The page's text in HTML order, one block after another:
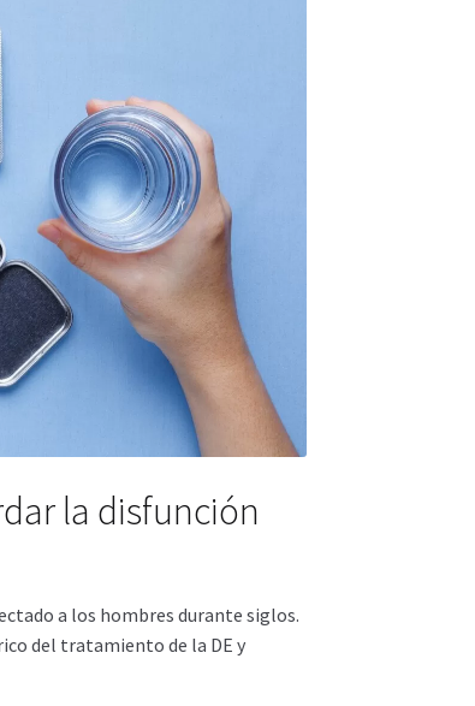
la disfunción
a los hombres durante siglos.
del tratamiento de la DE y